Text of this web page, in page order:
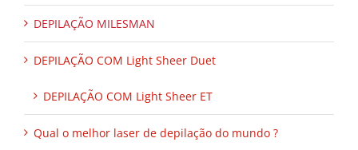
DEPILAÇÃO MILESMAN
DEPILAÇÃO COM Light Sheer Duet
DEPILAÇÃO COM Light Sheer ET
Qual o melhor laser de depilação do mundo ?